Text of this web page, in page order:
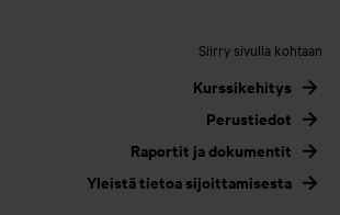
Siirry sivulla kohtaan
Kurssikehitys
Perustiedot
Raportit ja dokumentit
Yleistä tietoa sijoittamisesta